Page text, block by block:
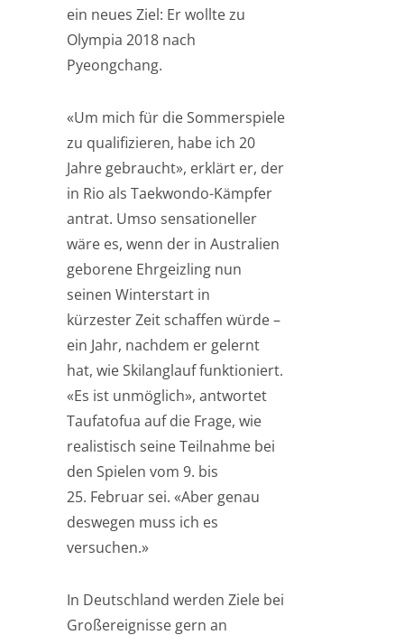
ein neues Ziel: Er wollte zu
Olympia 2018 nach
Pyeongchang.
«Um mich für die Sommerspiele
zu qualifizieren, habe ich 20
Jahre gebraucht», erklärt er, der
in Rio als Taekwondo-Kämpfer
antrat. Umso sensationeller
wäre es, wenn der in Australien
geborene Ehrgeizling nun
seinen Winterstart in
kürzester Zeit schaffen würde –
ein Jahr, nachdem er gelernt
hat, wie Skilanglauf funktioniert.
«Es ist unmöglich», antwortet
Taufatofua auf die Frage, wie
realistisch seine Teilnahme bei
den Spielen vom 9. bis
25. Februar sei. «Aber genau
deswegen muss ich es
versuchen.»
In Deutschland werden Ziele bei
Großereignisse gern an